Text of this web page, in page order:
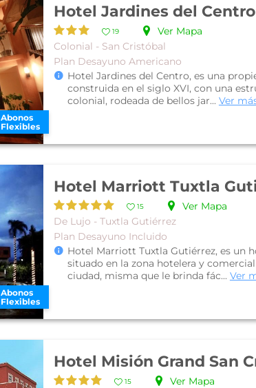
Abonos
Flexibles
Hotel Jardines del Centro
19
Ver Mapa
Colonial - San Cristóbal
Plan Desayuno Americano
Hotel Jardines del Centro, es una
construida en el siglo XVI, con una
colonial, rodeada de bellos jar... Ver
Abonos
Flexibles
Hotel Marriott Tuxtla
15
Ver Mapa
De Lujo - Tuxtla Gutiérrez
Plan Desayuno Incluido
Hotel Marriott Tuxtla Gutiérrez, es un
situado en la zona hotelera y
ciudad, misma que le brinda fác... Ver
15
Ver Mapa